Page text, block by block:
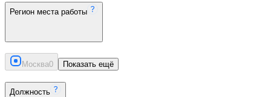
Регион места работы
Москва0 Показать ещё
Должность